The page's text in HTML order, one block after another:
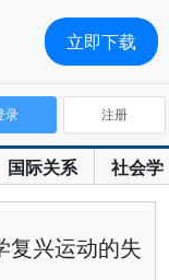
国际关系 社会学
录 注册
复兴运动的失
立即下载